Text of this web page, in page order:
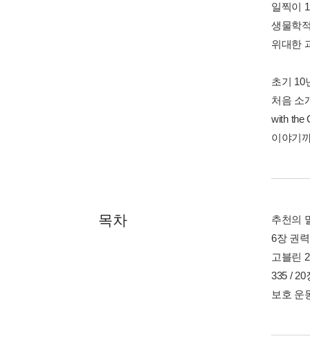
일찍이
생물학
위대한
초기 10
처음 소
with the
이야기
목차
추천의
6장 권
고블린
335 / 20
보호 운